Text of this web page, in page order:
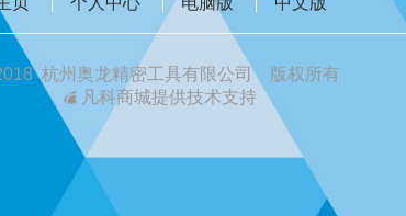
杭州奥龙精密工具有限公司 版权所有
凡科商城提供技术支持